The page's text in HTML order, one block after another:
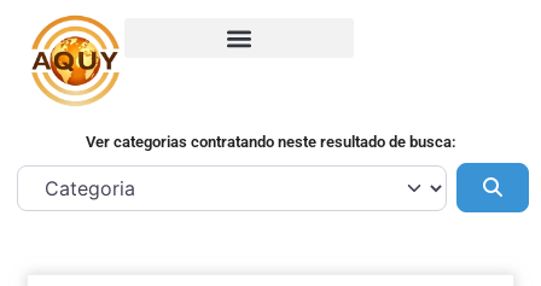
Ver categorias contratando neste resultado de busca: